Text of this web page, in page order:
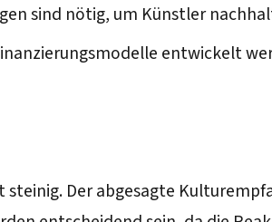
sind nötig, um Künstler
entwickelt
steinig. Der abgesagte